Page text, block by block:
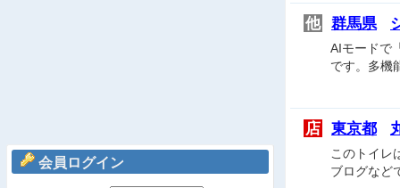
他 群馬県
AIモードで
です。多機
店 東京都
このトイレ
ブログなど
会員ログイン